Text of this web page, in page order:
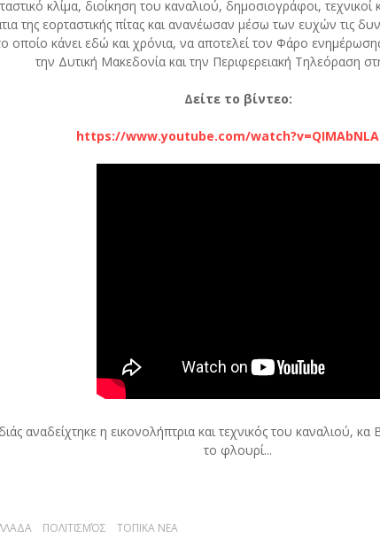
κλίμα, διοίκηση του καναλιού, δημοσιογράφοι,
της εορταστικής πίτας και ανανέωσαν μέσω των ευχών τις
οποίο κάνει εδώ και χρόνια, να αποτελεί τον Φάρο ενημέρωσης
την Δυτική Μακεδονία και την Περιφερειακή Τηλεόραση
Δείτε το βίντεο:
https://www.youtube.com/
αναδείχτηκε η εικονολήπτρια και τεχνικός του καναλιού,
το φλουρί...
ΠΟΛΙΤΙΣΜΌΣ ΤΟΠΙΚΑ ΝΕΑ